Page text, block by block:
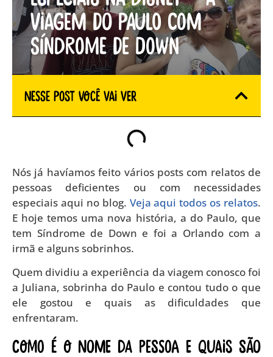
viagem do Paulo com
Síndrome de Down
Nesse Post você vai ver
Nós já havíamos feito vários posts com relatos de
pessoas deficientes ou com necessidades
especiais aqui no blog. Veja aqui todos os relatos.
E hoje temos uma nova história, a do Paulo, que
tem Síndrome de Down e foi a Orlando com a
irmã e alguns sobrinhos.
Quem dividiu a experiência da viagem conosco foi
a Juliana, sobrinha do Paulo e contou tudo o que
ele gostou e quais as dificuldades que
enfrentaram.
Como é o nome da pessoa e quais são